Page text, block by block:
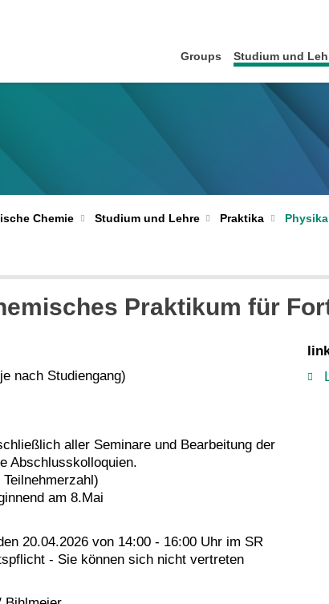
Groups Studium und
Chemie Studium und Lehre Praktika
Praktikum für
nach Studiengang)
aller Seminare und Bearbeitung der
Abschlusskolloquien.
am 8.Mai
20.04.2026 von 14:00 - 16:00 Uhr im SR
- Sie können sich nicht vertreten